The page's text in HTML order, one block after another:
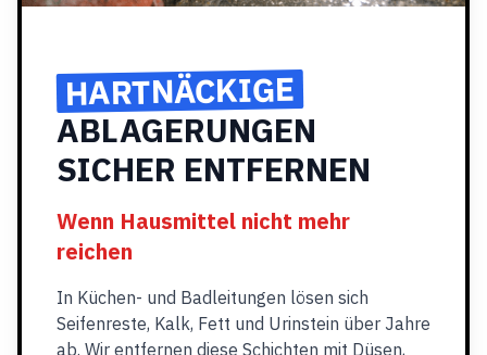
HARTNÄCKIGE
ABLAGERUNGEN
SICHER ENTFERNEN
Wenn Hausmittel nicht mehr
reichen
In Küchen- und Badleitungen lösen sich
Seifenreste, Kalk, Fett und Urinstein über Jahre
ab. Wir entfernen diese Schichten mit Düsen,